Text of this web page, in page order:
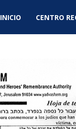
INICIO CENTRO